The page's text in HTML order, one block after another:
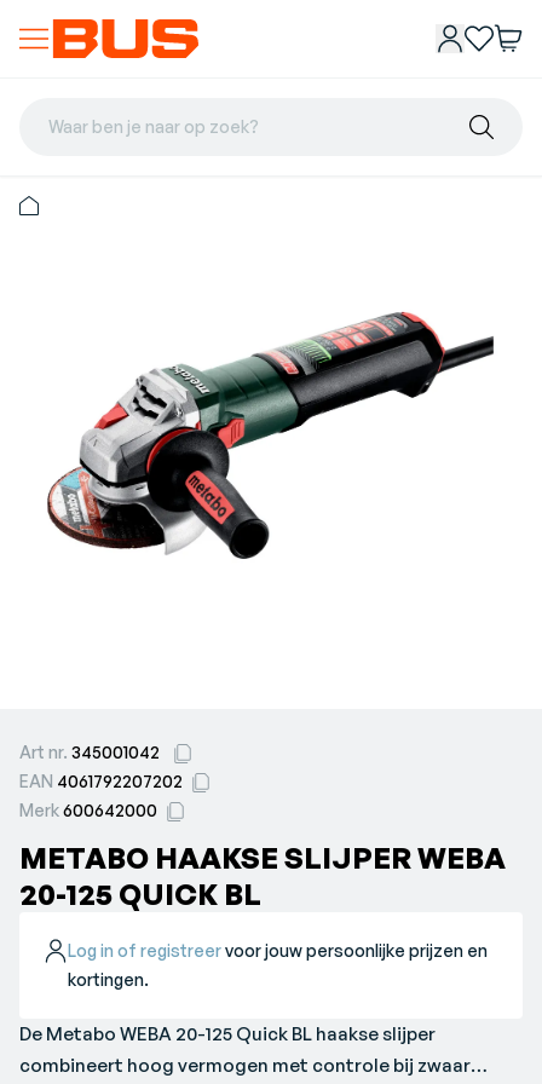
Waar ben je naar op zoek?
Art nr. 345001042
EAN 4061792207202
Merk600642000
METABO HAAKSE SLIJPER WEBA
20-125 QUICK BL
Log in of registreervoor jouw persoonlijke prijzen en
kortingen.
De Metabo WEBA 20-125 Quick BL haakse slijper
combineert hoog vermogen met controle bij zwaar